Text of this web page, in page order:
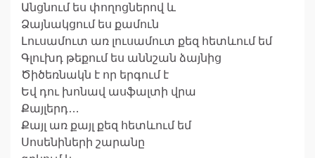
Անցնում ես փողոցներով և
Ձայնակցում ես քամուն
Լուսամուտ առ լուսամուտ քեզ հետևում եմ
Գլուխդ թեքում ես աննշան ձայնից
Ծիծեռնակն է որ երգում է
Եվ դու խոնավ ասֆալտի վրա
Քայլերդ…
Քայլ առ քայլ քեզ հետևում եմ
Սոսենիների շարանը